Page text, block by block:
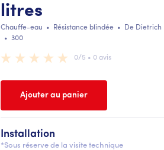
litres
Chauffe-eau • Résistance blindée • De Dietrich
• 300
0/5 • 0 avis
Installation
*Sous réserve de la visite technique